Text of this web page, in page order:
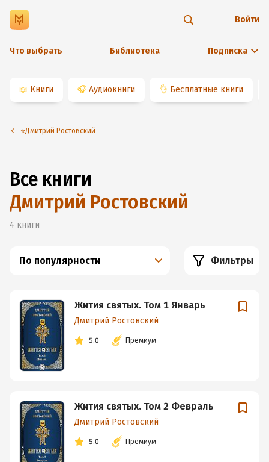
Что выбрать Библиотека Подписка
Войти
📖 Книги 🎧 Аудиокниги 👌 Бесплатные книги
⭐️Дмитрий Ростовский
Все книги
Дмитрий Ростовский
4 книги
По популярности Фильтры
Жития святых. Том 1 Январь
Дмитрий Ростовский
5.0 Премиум
Жития святых. Том 2 Февраль
Дмитрий Ростовский
5.0 Премиум